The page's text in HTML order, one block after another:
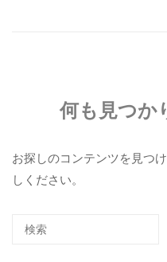
何も見つか
お探しのコンテンツを見つ
しください。